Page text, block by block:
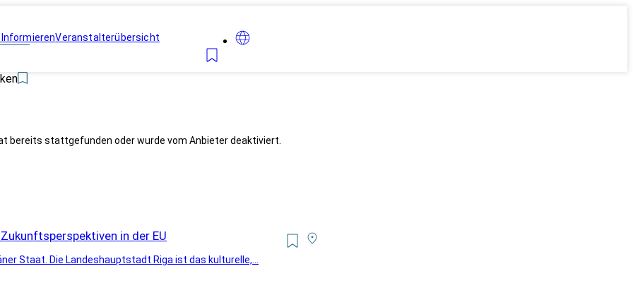
InformierenVeranstalterübersicht
bereits stattgefunden oder wurde vom Anbieter deaktiviert.
in der EU
Staat. Die Landeshauptstadt Riga ist das kulturelle,...